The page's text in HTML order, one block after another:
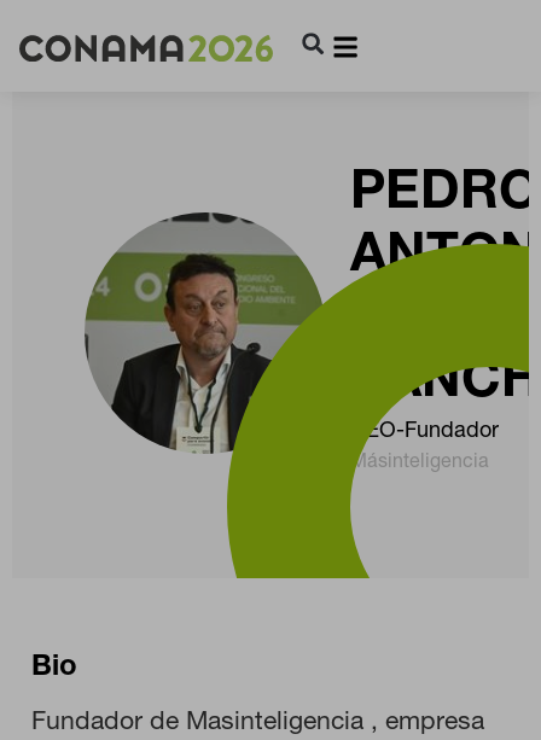
PEDRO
CEO-Fundador
Másinteligencia
Bio
Fundador de Masinteligencia , empresa